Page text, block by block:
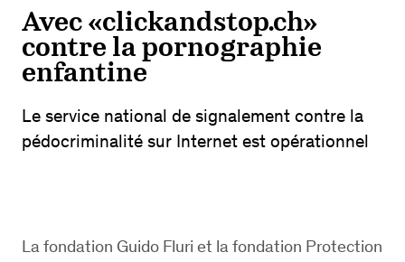
Avec «clickandstop.ch»
contre la pornographie
enfantine
Le service national de signalement contre la
pédocriminalité sur Internet est opérationnel
La fondation Guido Fluri et la fondation Protection